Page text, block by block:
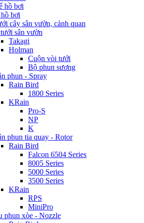
hồ bơi
bơi
cây sân vườn, cảnh quan
sân vườn
Takagi
Holman
Cuộn vòi tưới
Bộ phun sương
phun - Spray
Rain Bird
1800 Series
KRain
Pro-S
NP
K
phun tia quay - Rotor
Rain Bird
Falcon 6504 Series
8005 Series
5000 Series
3500 Series
KRain
RPS
MiniPro
phun xòe - Nozzle